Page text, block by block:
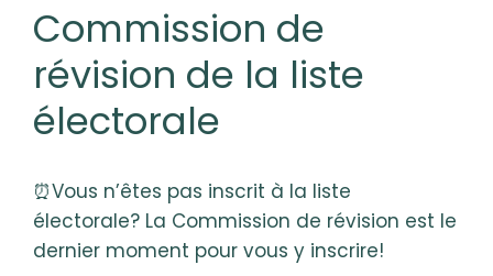
Commission de
révision de la liste
électorale
⏰Vous n’êtes pas inscrit à la liste
électorale? La Commission de révision est le
dernier moment pour vous y inscrire!